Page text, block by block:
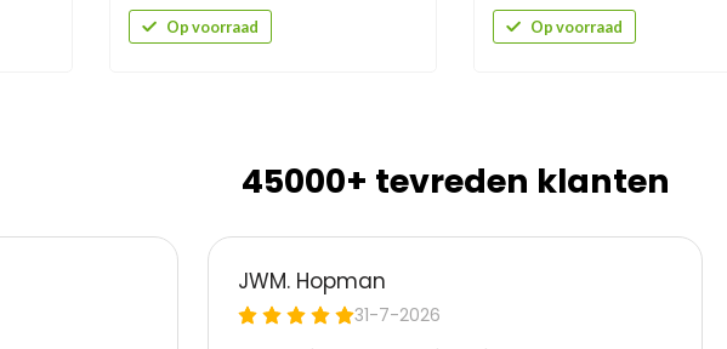
Op voorraad Op voorraad
45000+ tevreden klanten